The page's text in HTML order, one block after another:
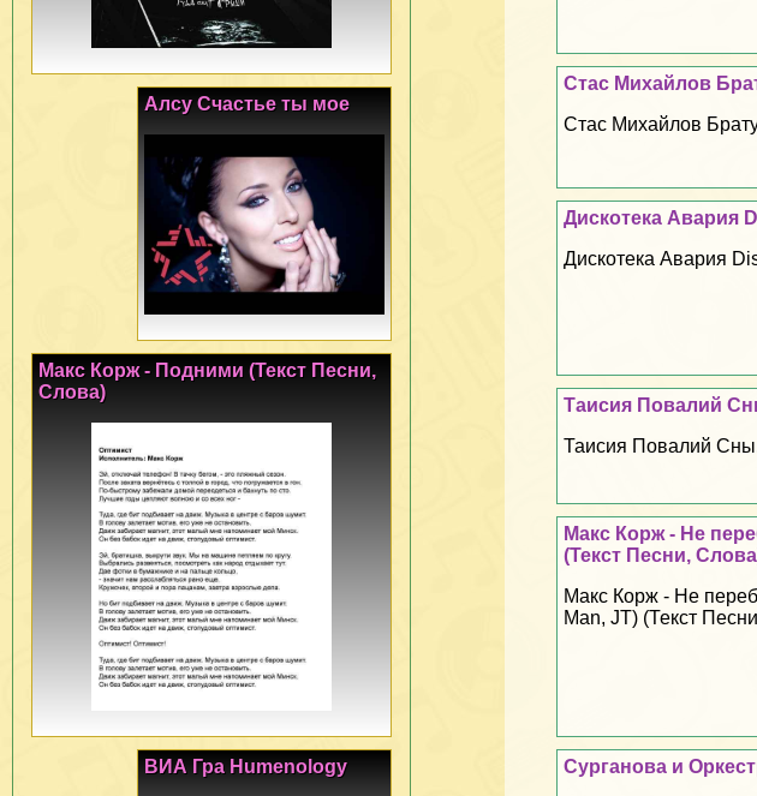
Стас Михайлов
Стас Михайлов
Дискотека Авария
Дискотека Авария
Таисия Повалий
Таисия Повалий
Макс Корж - Не
(Текст Песни,
Макс Корж - Не
Man, JT) (Текст
Сурганова и
Алсу Счастье ты мое
Макс Корж - Подними (Текст Песни,
Слова)
ВИА Гра Humenology